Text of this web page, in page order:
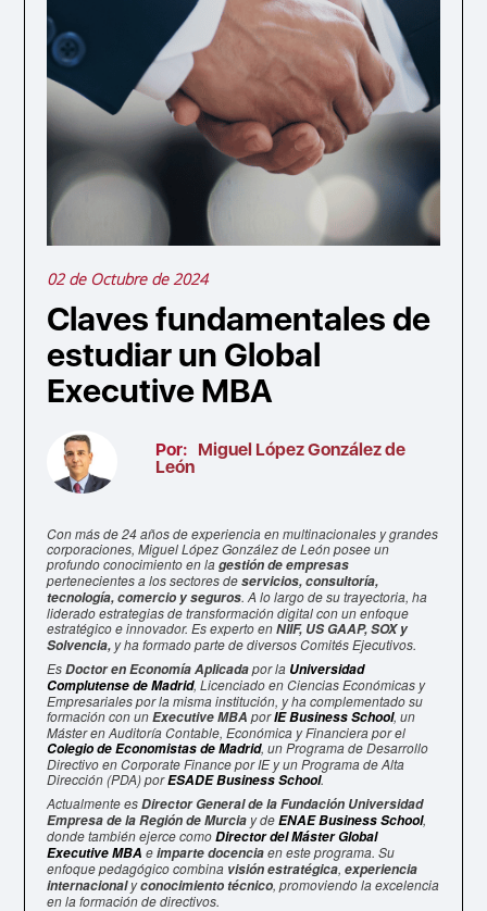
02 de Octubre de 2024
Claves fundamentales de
estudiar un Global
Executive MBA
Por: Miguel López González de
León
Con más de 24 años de experiencia en multinacionales y grandes
corporaciones, Miguel López González de León posee un
profundo conocimiento en lagestión de empresas
pertenecientes a los sectores deservicios, consultoría,
tecnología, comercio y seguros. A lo largo de su trayectoria, ha
liderado estrategias de transformación digital con un enfoque
estratégico e innovador. Es experto enNIIF, US GAAP, SOX y
Solvencia, y ha formado parte de diversos Comités Ejecutivos.
EsDoctor en Economía Aplicadapor la Universidad
Complutense de Madrid, Licenciado en Ciencias Económicas y
Empresariales por la misma institución, y ha complementado su
formación con unExecutive MBA porIE Business School, un
Máster en Auditoría Contable, Económica y Financiera por el
Colegio de Economistas de Madrid, un Programa de Desarrollo
Directivo en Corporate Finance por IE y un Programa de Alta
Dirección (PDA) porESADE Business School.
Actualmente esDirector General de la Fundación Universidad
Empresa de la Región de Murcia y deENAE Business School,
donde también ejerce comoDirector del Máster Global
Executive MBA eimparte docenciaen este programa. Su
enfoque pedagógico combina visión estratégica,experiencia
internacionalyconocimiento técnico, promoviendo la excelencia
en la formación de directivos.